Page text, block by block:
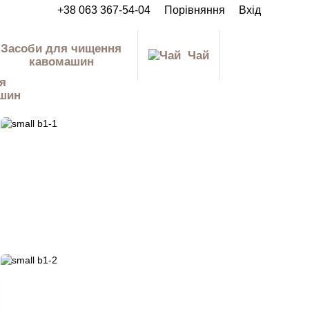
+38 063 367-54-04 Порівняння Вхід
Засоби для чищення
кавомашин
Чай